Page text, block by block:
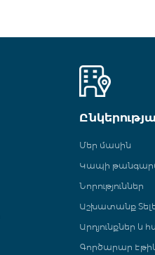
Մեր մասին
Կապի
Նորություններ
Աշխատանք
Արդյունքներ և
Գործարար